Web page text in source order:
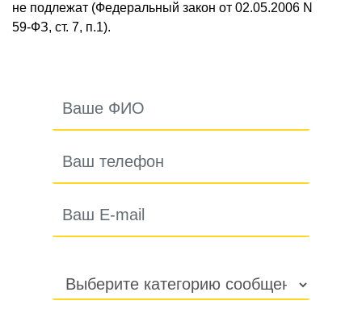
не подлежат (Федеральный закон от 02.05.2006 N
59-ФЗ, ст. 7, п.1).